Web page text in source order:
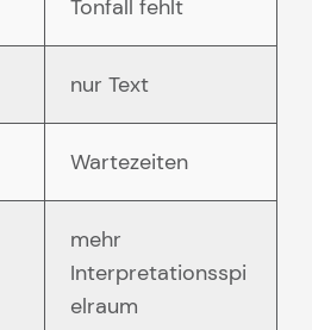
Tonfall fehlt
nur Text
Wartezeiten
mehr
Interpretationsspi
elraum